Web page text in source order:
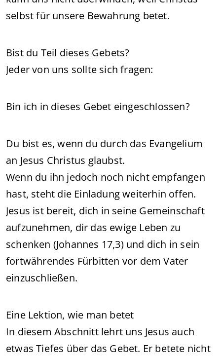
selbst für unsere Bewahrung betet.
Bist du Teil dieses Gebets?
Jeder von uns sollte sich fragen:
Bin ich in dieses Gebet eingeschlossen?
Du bist es, wenn du durch das Evangelium
an Jesus Christus glaubst.
Wenn du ihn jedoch noch nicht empfangen
hast, steht die Einladung weiterhin offen.
Jesus ist bereit, dich in seine Gemeinschaft
aufzunehmen, dir das ewige Leben zu
schenken (Johannes 17,3) und dich in sein
fortwährendes Fürbitten vor dem Vater
einzuschließen.
Eine Lektion, wie man betet
In diesem Abschnitt lehrt uns Jesus auch
etwas Tiefes über das Gebet. Er betete nicht